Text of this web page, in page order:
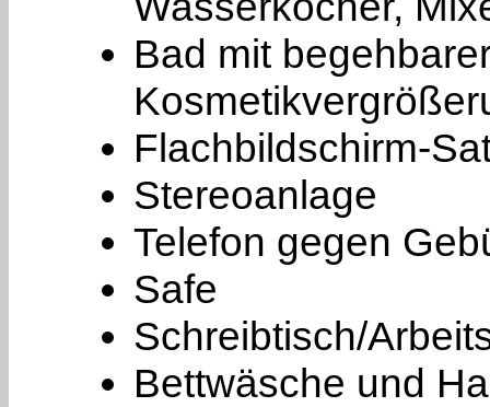
Bad mit
Flachbildschirm-
Stereoanlage
Telefon gegen
Safe
Schreibtisch/
Bettwäsche und